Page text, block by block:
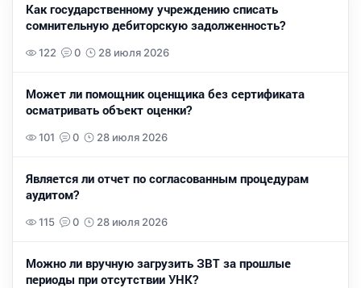
Как государственному учреждению списать
сомнительную дебиторскую задолженность?
122 0 28 июля 2026
Может ли помощник оценщика без сертификата
осматривать объект оценки?
101 0 28 июля 2026
Является ли отчет по согласованным процедурам
аудитом?
115 0 28 июля 2026
Можно ли вручную загрузить ЗВТ за прошлые
периоды при отсутствии УНК?